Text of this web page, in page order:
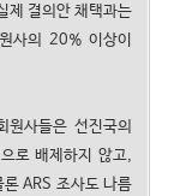
제 결의안 채택과는
사의 20% 이상이
사들은 선진국의
로 배제하지 않고,
ARS 조사도 나름